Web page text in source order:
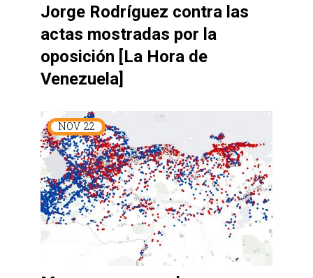
Jorge Rodríguez contra las
actas mostradas por la
oposición [La Hora de
Venezuela]
NOV 22